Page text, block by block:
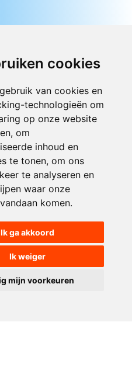
cookies
van cookies en
technologieën om
op onze website
om
inhoud en
te tonen, om ons
te analyseren en
waar onze
komen.
Ik ga akkoord
Ik weiger
mijn voorkeuren